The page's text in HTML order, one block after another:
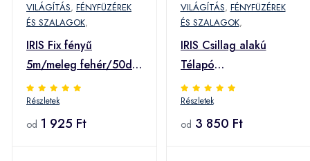
VILÁGÍTÁS, FÉNYFÜZÉREK
ÉS SZALAGOK,
IRIS Fix fényű
5m/meleg fehér/50db
LED-es fénydekoráció
(273-01) (273-01)
Részletek
od 1 925 Ft
VILÁGÍTÁS, FÉNYFÜZÉREK
ÉS SZALAGOK,
IRIS Csillag alakú
Télapó
mintás/30x30cm/meleg
fehér LED-es fa
fénydekoráció (310-
Részletek
od 3 850 Ft